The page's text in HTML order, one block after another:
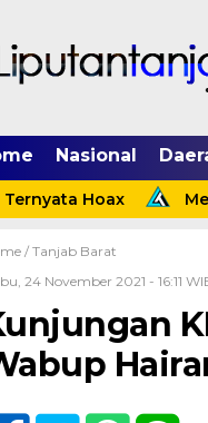
Nasional
Hoax
/ Tanjab Barat
24 November 2021 - 16:11